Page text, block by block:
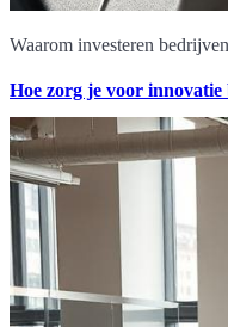
Waarom investeren
Hoe zorg je voor